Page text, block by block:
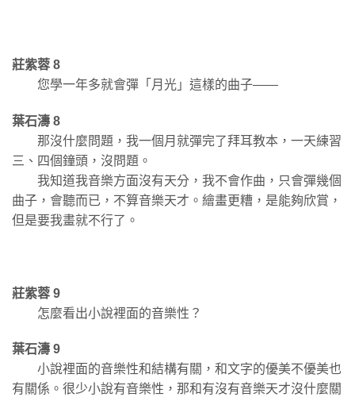
莊紫蓉 8
您學一年多就會彈「月光」這樣的曲子——
葉石濤 8
那沒什麼問題，我一個月就彈完了拜耳教本，一天練習
三、四個鐘頭，沒問題。
我知道我音樂方面沒有天分，我不會作曲，只會彈幾個
曲子，會聽而已，不算音樂天才。繪畫更糟，是能夠欣賞，
但是要我畫就不行了。
莊紫蓉 9
怎麼看出小說裡面的音樂性？
葉石濤 9
小說裡面的音樂性和結構有關，和文字的優美不優美也
有關係。很少小說有音樂性，那和有沒有音樂天才沒什麼關